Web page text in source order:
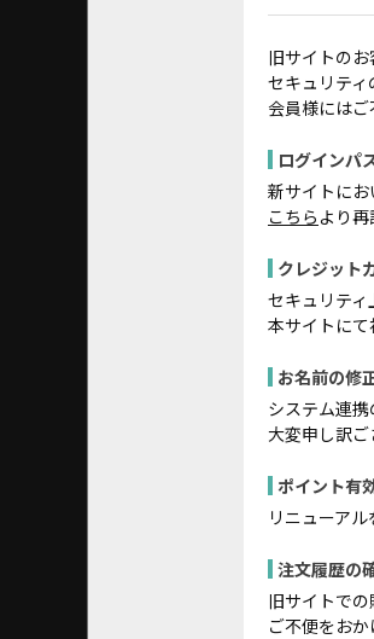
旧サイトの
セキュリティ
会員様には
ログインパ
新サイトにお
こちら より再
クレジット
セキュリティ
本サイトにて
お名前の修
システム連
大変申し訳
ポイント有
リニューア
注文履歴の
旧サイトで
ご不便をお